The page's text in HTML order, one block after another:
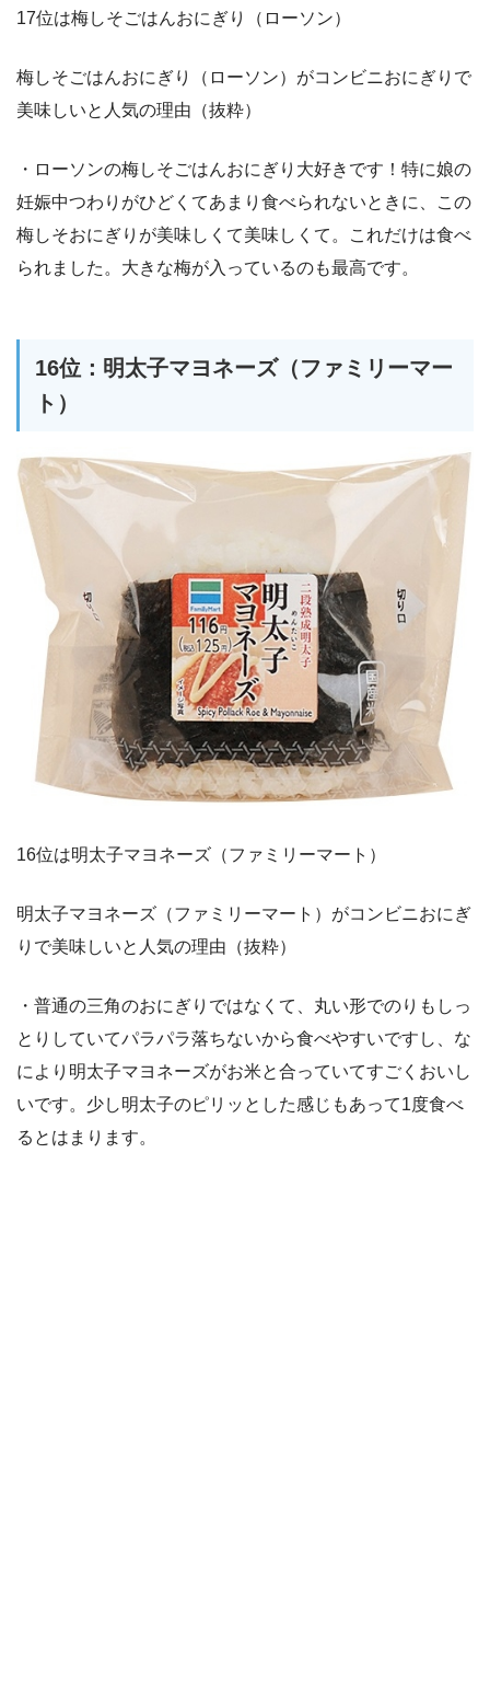
17位は梅しそごはんおにぎり（ローソン）
梅しそごはんおにぎり（ローソン）がコンビニおにぎりで
美味しいと人気の理由（抜粋）
・ローソンの梅しそごはんおにぎり大好きです！特に娘の
妊娠中つわりがひどくてあまり食べられないときに、この
梅しそおにぎりが美味しくて美味しくて。これだけは食べ
られました。大きな梅が入っているのも最高です。
16位：明太子マヨネーズ（ファミリーマー
ト）
16位は明太子マヨネーズ（ファミリーマート）
明太子マヨネーズ（ファミリーマート）がコンビニおにぎ
りで美味しいと人気の理由（抜粋）
・普通の三角のおにぎりではなくて、丸い形でのりもしっ
とりしていてパラパラ落ちないから食べやすいですし、な
により明太子マヨネーズがお米と合っていてすごくおいし
いです。少し明太子のピリッとした感じもあって1度食べ
るとはまります。